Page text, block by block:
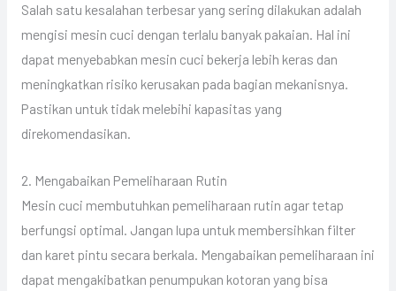
Salah satu kesalahan terbesar yang sering dilakukan adalah
mengisi mesin cuci dengan terlalu banyak pakaian. Hal ini
dapat menyebabkan mesin cuci bekerja lebih keras dan
meningkatkan risiko kerusakan pada bagian mekanisnya.
Pastikan untuk tidak melebihi kapasitas yang
direkomendasikan.
2. Mengabaikan Pemeliharaan Rutin
Mesin cuci membutuhkan pemeliharaan rutin agar tetap
berfungsi optimal. Jangan lupa untuk membersihkan filter
dan karet pintu secara berkala. Mengabaikan pemeliharaan ini
dapat mengakibatkan penumpukan kotoran yang bisa